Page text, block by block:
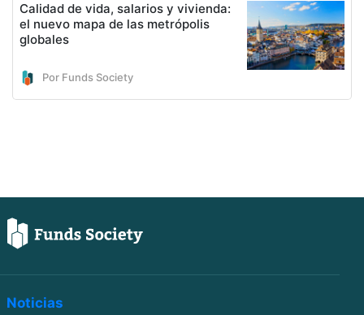
Calidad de vida, salarios y vivienda:
el nuevo mapa de las metrópolis
globales
Por Funds Society
Noticias